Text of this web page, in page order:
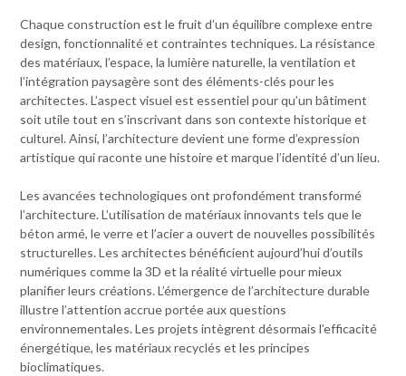
Chaque construction est le fruit d’un équilibre complexe entre
design, fonctionnalité et contraintes techniques. La résistance
des matériaux, l’espace, la lumière naturelle, la ventilation et
l’intégration paysagère sont des éléments-clés pour les
architectes. L’aspect visuel est essentiel pour qu’un bâtiment
soit utile tout en s’inscrivant dans son contexte historique et
culturel. Ainsi, l’architecture devient une forme d’expression
artistique qui raconte une histoire et marque l’identité d’un lieu.
Les avancées technologiques ont profondément transformé
l’architecture. L’utilisation de matériaux innovants tels que le
béton armé, le verre et l’acier a ouvert de nouvelles possibilités
structurelles. Les architectes bénéficient aujourd’hui d’outils
numériques comme la 3D et la réalité virtuelle pour mieux
planifier leurs créations. L’émergence de l’architecture durable
illustre l’attention accrue portée aux questions
environnementales. Les projets intègrent désormais l’efficacité
énergétique, les matériaux recyclés et les principes
bioclimatiques.